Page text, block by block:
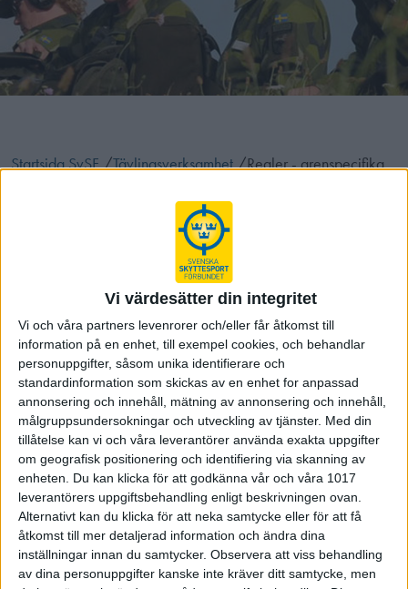
Vi värdesätter din integritet
Vi och våra partners levenrorer och/eller får åtkomst till
information på en enhet, till exempel cookies, och behandlar
personuppgifter, såsom unika identifierare och
standardinformation som skickas av en enhet for anpassad
annonsering och innehåll, mätning av annonsering och innehåll,
målgruppsundersokningar och utveckling av tjänster. Med din
tillåtelse kan vi och våra leverantörer använda exakta uppgifter
om geografisk positionering och identifiering via skanning av
enheten. Du kan klicka för att godkänna vår och våra 1017
leverantörers uppgiftsbehandling enligt beskrivningen ovan.
Alternativt kan du klicka för att neka samtycke eller för att få
åtkomst till mer detaljerad information och ändra dina
inställningar innan du samtycker. Observera att viss behandling
av dina personuppgifter kanske inte kräver ditt samtycke, men
Startsida SvSF/Tävlingsverksamhet/Regler - grenspecifika
Regler - Gevär Långhåll, AK4,
Regelbok nationellt skytte (SvSF regelbok)
(2026-03-02)
Bilaga Sekundfält - SvSF Regelbok Nationellt Skytte
03-02)
Regelbok AK 4 - Skytte(2019-03-17)
Regelbok Långhållsskytte (2025-04-23)
Samtliga reglementen och bestämmelser finner ni
här:
SvSF och ISSF övriga Regler och bestämmelser
Senast uppdaterad:26-03-17